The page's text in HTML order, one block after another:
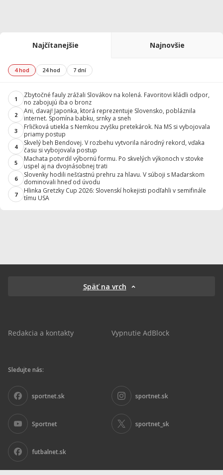
Najčítanejšie Najnovšie
4 hod 24 hod 7 dní
1
Zbytočné fauly zrážali Slovákov na kolená. Favoritovi kládli odpor,
no zabojujú iba o bronz
2
Ani, davaj! Japonka, ktorá reprezentuje Slovensko, pobláznila
internet. Spomína babku, srnky a sneh
3
Frličková utiekla s Nemkou zvyšku pretekárok. Na MS si vybojovala
priamy postup
4
Skvelý beh Bendovej. V rozbehu vytvorila národný rekord, vďaka
času si vybojovala postup
5
Machata potvrdil výbornú formu. Po skvelých výkonoch v stovke
uspel aj na dvojnásobnej trati
6
Slovenky hodili nešťastnú prehru za hlavu. V súboji s Maďarskom
dominovali hneď od úvodu
7
Hlinka Gretzky Cup 2026: Slovenskí hokejisti podľahli v semifinále
tímu USA
Späť na vrch
Redakcia a kontakty Vypnutie AdBlock
Sledujte nás:
sportnet.sk sportnet.sk
Sportnet sportnet_sk
futbalnet.sk